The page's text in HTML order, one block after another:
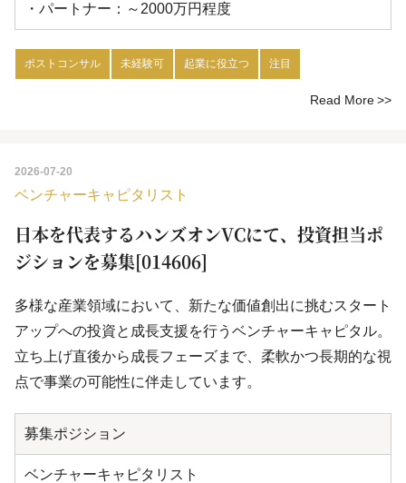
・パートナー：～2000万円程度
ポストコンサル 未経験可 起業に役立つ 注目
Read More
2026-07-20
ベンチャーキャピタリスト
日本を代表するハンズオンVCにて、投資担当ポ
ジションを募集[014606]
多様な産業領域において、新たな価値創出に挑むスタート
アップへの投資と成長支援を行うベンチャーキャピタル。
立ち上げ直後から成長フェーズまで、柔軟かつ長期的な視
点で事業の可能性に伴走しています。
募集ポジション
ベンチャーキャピタリスト